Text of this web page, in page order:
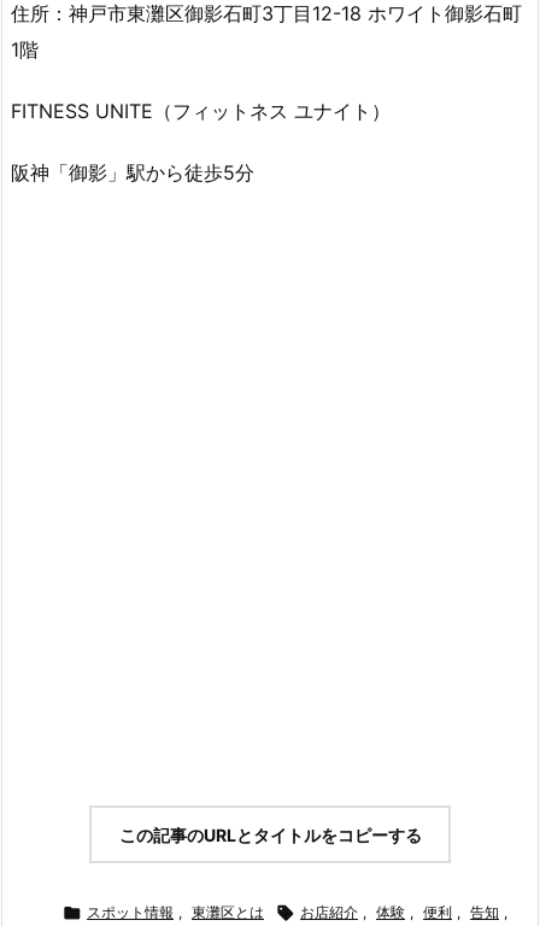
住所：神戸市東灘区御影石町3丁目12-18 ホワイト御影石町
1階
FITNESS UNITE（フィットネス ユナイト）
阪神「御影」駅から徒歩5分
この記事のURLとタイトルをコピーする
 スポット情報 , 東灘区とは  お店紹介 , 体験 , 便利 , 告知 ,